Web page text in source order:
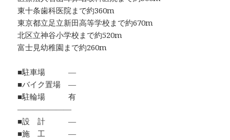
東十条歯科医院まで約360m
東京都立足立新田高等学校まで約670m
北区立神谷小学校まで約520m
富士見幼稚園まで約260m
■駐車場 ―
■バイク置場 ―
■駐輪場 有
―――――――
■設 計 ―
■施 工 ―